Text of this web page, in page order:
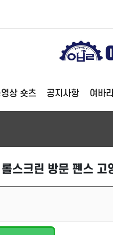
상 숏츠 공지사항 여바
스크린 방문 펜스 고